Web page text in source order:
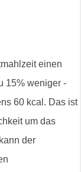
einen
15% weniger -
60 kcal. Das ist
um das
der